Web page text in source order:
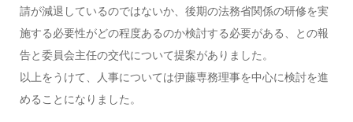
請が減退しているのではないか、後期の法務省関係の研修を実
施する必要性がどの程度あるのか検討する必要がある、との報
告と委員会主任の交代について提案がありました。
以上をうけて、人事については伊藤専務理事を中心に検討を進
めることになりました。